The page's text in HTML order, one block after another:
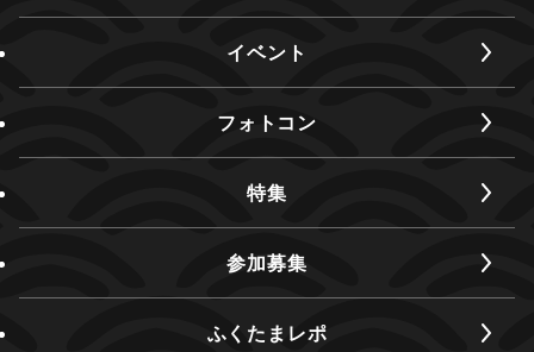
イベント
フォトコン
特集
参加募集
ふくたまレポ